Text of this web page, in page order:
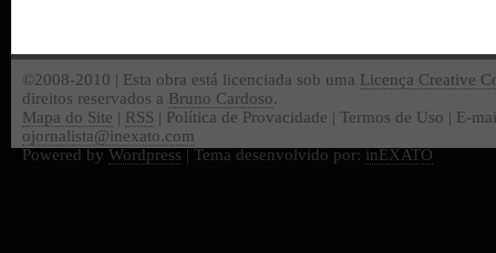
©2008-2010 | Esta obra está licenciada sob uma Licença Creative
direitos reservados a Bruno Cardoso.
Mapa do Site | RSS | Política de Provacidade | Termos de Uso | E-
ojornalista@inexato.com
Powered by Wordpress | Tema desenvolvido por: inEXATO